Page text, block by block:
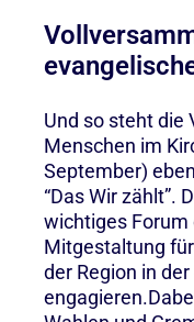
Und so steht die
Menschen im
September)
“Das Wir zählt”.
wichtiges Forum
Mitgestaltung
der Region in